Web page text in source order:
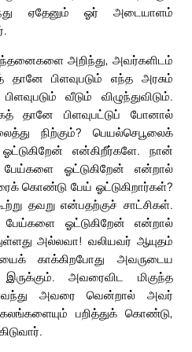
ஏதேனும் ஓர் அடையாளம்
அறிந்து, அவர்களிடம்
தானே பிளவுபடும் எந்த அரசும்
வீடும் விழுந்துவிடும்.
தானே பிளவுபட்டுப் போனால்
நிற்கும்? பெயல்செபூலைக்
என்கிறீர்களே. நான்
ஓட்டுகிறேன் என்றால்
கொண்டு பேய் ஓட்டுகிறார்கள்?
தவறு என்பதற்குச் சாட்சிகள்.
ஓட்டுகிறேன் என்றால்
அல்லவா! வலியவர் ஆயுதம்
காக்கிறபோது அவருடைய
அவரைவிட மிகுந்த
வந்து அவரை வென்றால் அவர்
பறித்துக் கொண்டு,